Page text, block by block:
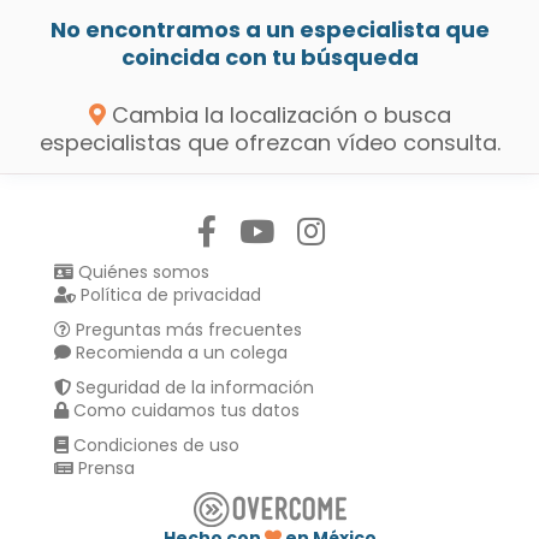
No encontramos a un especialista que
coincida con tu búsqueda
Cambia la localización o busca
especialistas que ofrezcan vídeo consulta.
Quiénes somos
Política de privacidad
Preguntas más frecuentes
Recomienda a un colega
Seguridad de la información
Como cuidamos tus datos
Condiciones de uso
Prensa